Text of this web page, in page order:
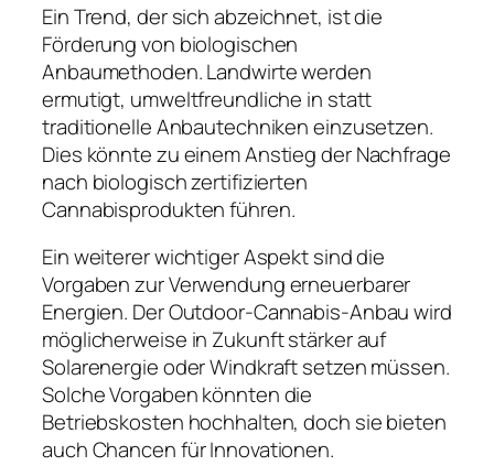
Ein Trend, der sich abzeichnet, ist die
Förderung von biologischen
Anbaumethoden. Landwirte werden
ermutigt, umweltfreundliche in statt
traditionelle Anbautechniken einzusetzen.
Dies könnte zu einem Anstieg der Nachfrage
nach biologisch zertifizierten
Cannabisprodukten führen.
Ein weiterer wichtiger Aspekt sind die
Vorgaben zur Verwendung erneuerbarer
Energien. Der Outdoor-Cannabis-Anbau wird
möglicherweise in Zukunft stärker auf
Solarenergie oder Windkraft setzen müssen.
Solche Vorgaben könnten die
Betriebskosten hochhalten, doch sie bieten
auch Chancen für Innovationen.